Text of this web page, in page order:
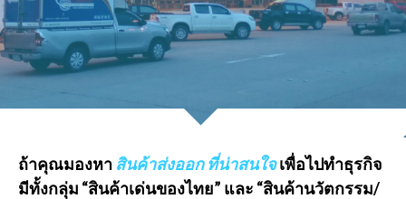
ถ้าคุณมองหา สินค้าส่งออก ที่น่าสนใจเพื่อไปทำธุรกิจ
มีทั้งกลุ่ม “สินค้าเด่นของไทย” และ “สินค้านวัตกรรม/